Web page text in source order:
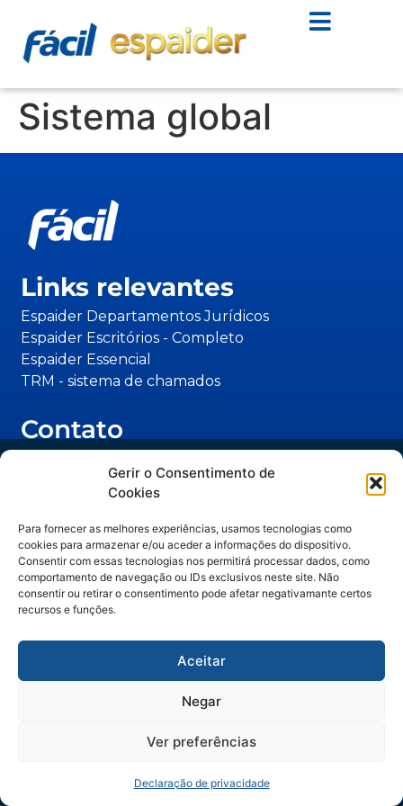
Trilha IA no Jurídico
Artigos assinados por Manuella Gelli,
especialista em Legal Operations & IA.
dados serão tratados de forma segura e conforme nossa Política de Privacidade.
Gerir o Consentimento de
Cookies
Para fornecer as melhores experiências, usamos tecnologias como
cookies para armazenar e/ou aceder a informações do dispositivo.
Consentir com essas tecnologias nos permitirá processar dados, como
comportamento de navegação ou IDs exclusivos neste site. Não
consentir ou retirar o consentimento pode afetar negativamante certos
recursos e funções.
Aceitar
Negar
Ver preferências
Declaração de privacidade
Sistema global
Links relevantes
Espaider Departamentos Jurídicos
Espaider Escritórios - Completo
Espaider Essencial
TRM - sistema de chamados
Contato
(47) 99252-7384
Matriz: Rua Ângelo Dias, 220, Blumenau/SC -
CEP: 89012-472